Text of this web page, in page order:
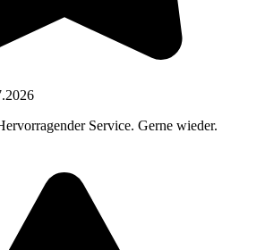
Service. Gerne wieder.